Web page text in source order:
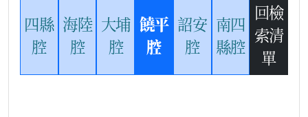
四縣
腔
海陸
腔
大埔
腔
饒平
腔
詔安
腔
南四
縣腔
回檢
索清
單